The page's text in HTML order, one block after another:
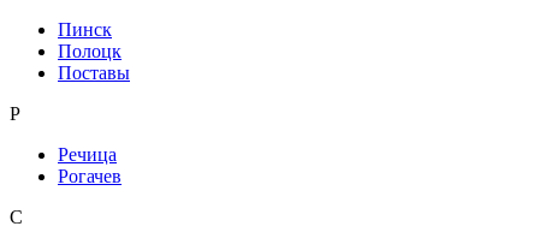
Пинск
Полоцк
Поставы
Р
Речица
Рогачев
С